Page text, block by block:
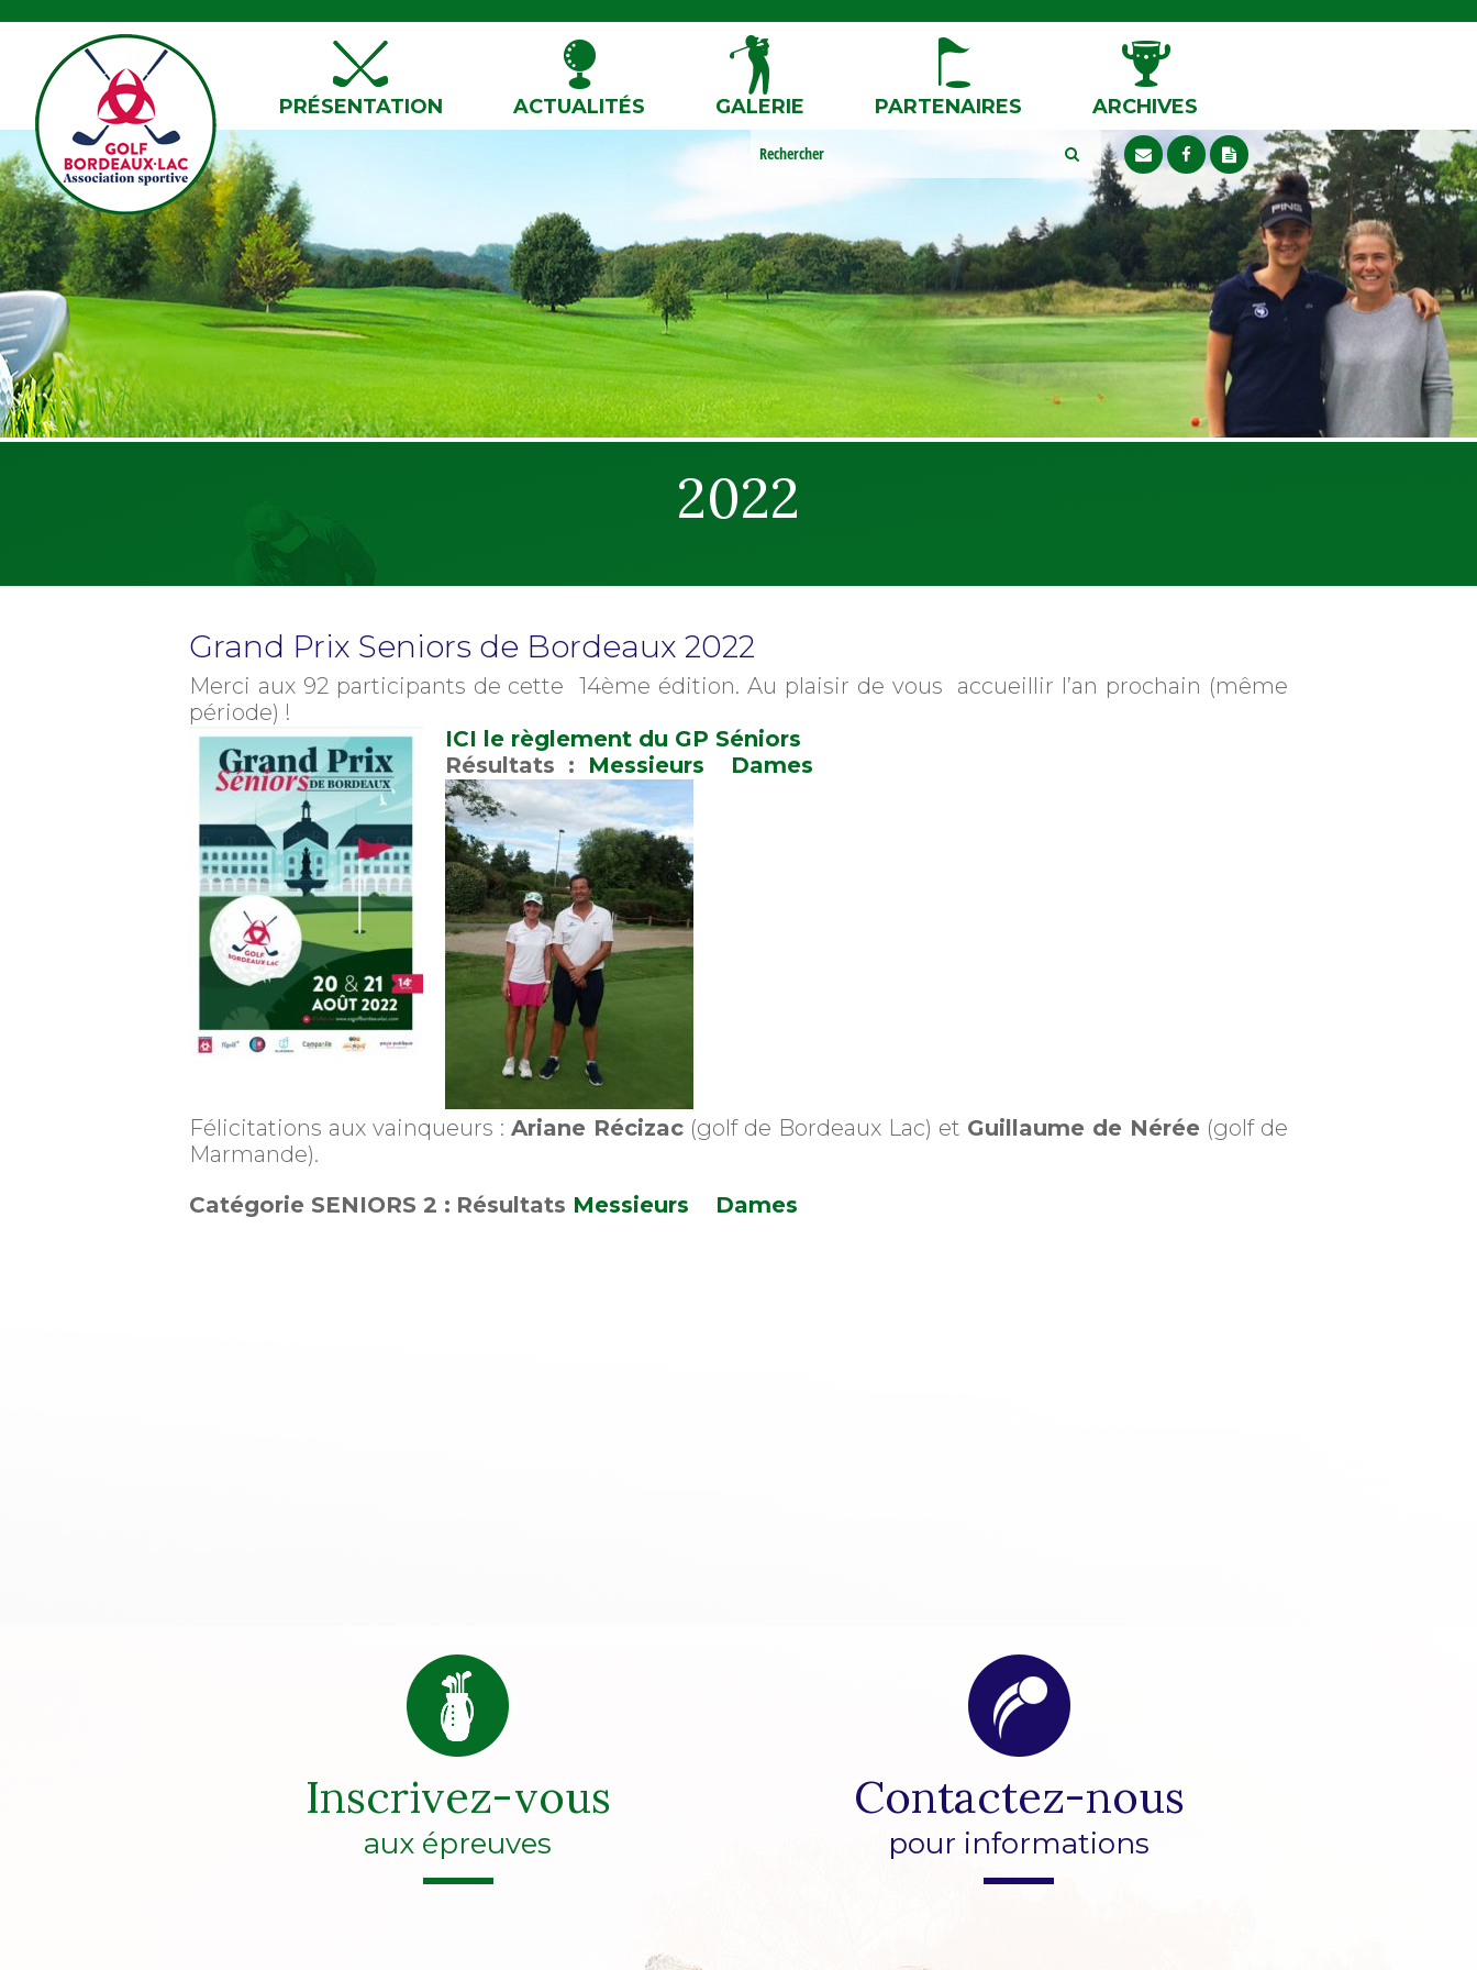
PRÉSENTATION ACTUALITÉS GALERIE PARTENAIRES ARCHIVES
2022
Grand Prix Seniors de Bordeaux 2022
Merci aux 92 participants de cette 14ème édition. Au plaisir de vous accueillir l’an prochain (même
période) !
ICI le règlement du GP Séniors
Résultats : Messieurs Dames
Félicitations aux vainqueurs : Ariane Récizac (golf de Bordeaux Lac) et Guillaume de Nérée (golf de
Marmande).
Catégorie SENIORS 2 : Résultats Messieurs Dames
Inscrivez-vous
aux épreuves
Contactez-nous
pour informations